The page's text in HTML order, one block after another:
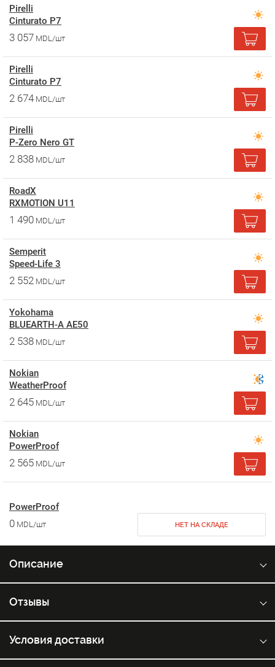
Pirelli
Cinturato P7
3 057 MDL/шт
Pirelli
Cinturato P7
2 674 MDL/шт
Pirelli
P-Zero Nero GT
2 838 MDL/шт
RoadX
RXMOTION U11
1 490 MDL/шт
Semperit
Speed-Life 3
2 552 MDL/шт
Yokohama
BLUEARTH-A AE50
2 538 MDL/шт
Nokian
WeatherProof
2 645 MDL/шт
Nokian
PowerProof
2 565 MDL/шт
PowerProof
0 MDL/шт НЕТ НА СКЛАДЕ
Описание
Отзывы
Условия доставки